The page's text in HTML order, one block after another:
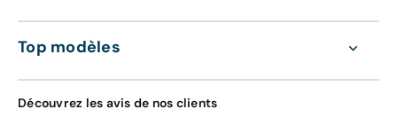
Top modèles
Découvrez les avis de nos clients